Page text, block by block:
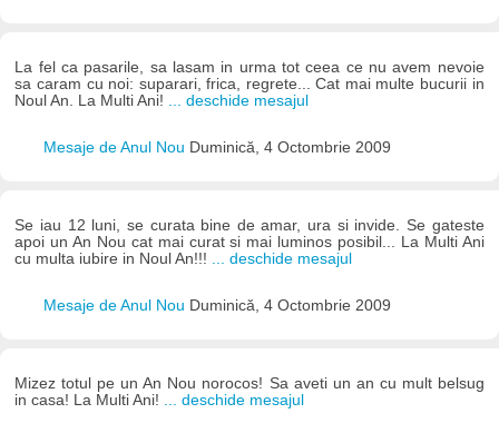
La fel ca pasarile, sa lasam in urma tot ceea ce nu avem nevoie
sa caram cu noi: suparari, frica, regrete... Cat mai multe bucurii in
Noul An. La Multi Ani! ... deschide mesajul
Mesaje de Anul Nou Duminică, 4 Octombrie 2009
Se iau 12 luni, se curata bine de amar, ura si invide. Se gateste
apoi un An Nou cat mai curat si mai luminos posibil... La Multi Ani
cu multa iubire in Noul An!!!
... deschide mesajul
Mesaje de Anul Nou Duminică, 4 Octombrie 2009
Mizez totul pe un An Nou norocos! Sa aveti un an cu mult belsug
in casa! La Multi Ani!
... deschide mesajul